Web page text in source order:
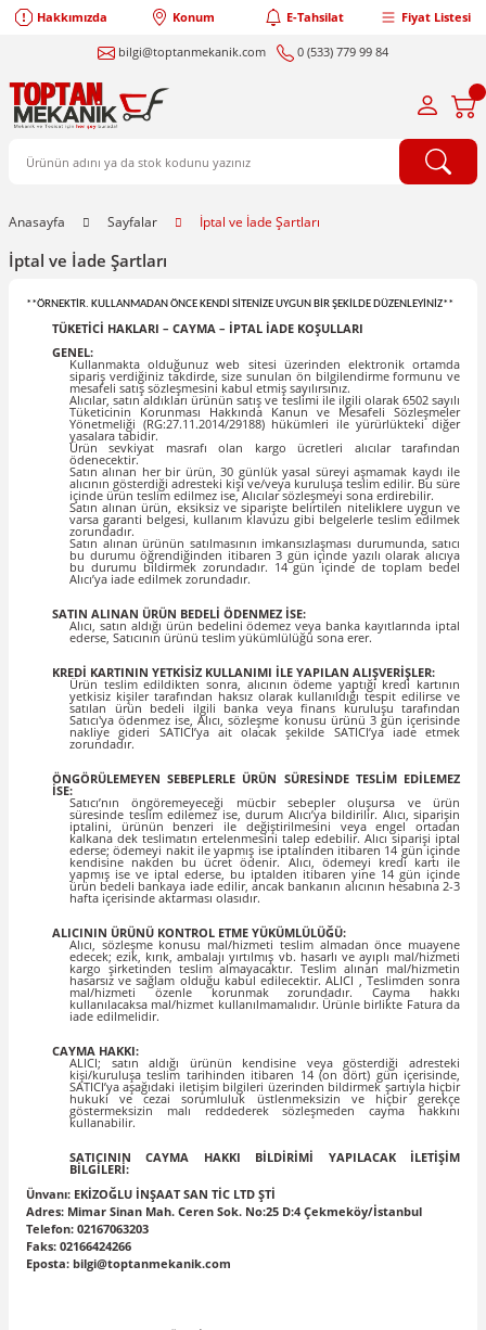
Hakkımızda Konum E-Tahsilat Fiyat Listesi
bilgi@toptanmekanik.com 0 (533) 779 99 84
Anasayfa Sayfalar İptal ve İade Şartları
İptal ve İade Şartları
**ÖRNEKTİR. KULLANMADAN ÖNCE KENDİ SİTENİZE UYGUN BİR ŞEKİLDE DÜZENLEYİNİZ**
TÜKETİCİ HAKLARI – CAYMA – İPTAL İADE KOŞULLARI
GENEL:
Kullanmakta olduğunuz web sitesi üzerinden elektronik ortamda
sipariş verdiğiniz takdirde, size sunulan ön bilgilendirme formunu ve
mesafeli satış sözleşmesini kabul etmiş sayılırsınız.
Alıcılar, satın aldıkları ürünün satış ve teslimi ile ilgili olarak 6502 sayılı
Tüketicinin Korunması Hakkında Kanun ve Mesafeli Sözleşmeler
Yönetmeliği (RG:27.11.2014/29188) hükümleri ile yürürlükteki diğer
yasalara tabidir.
Ürün sevkiyat masrafı olan kargo ücretleri alıcılar tarafından
ödenecektir.
Satın alınan her bir ürün, 30 günlük yasal süreyi aşmamak kaydı ile
alıcının gösterdiği adresteki kişi ve/veya kuruluşa teslim edilir. Bu süre
içinde ürün teslim edilmez ise, Alıcılar sözleşmeyi sona erdirebilir.
Satın alınan ürün, eksiksiz ve siparişte belirtilen niteliklere uygun ve
varsa garanti belgesi, kullanım klavuzu gibi belgelerle teslim edilmek
zorundadır.
Satın alınan ürünün satılmasının imkansızlaşması durumunda, satıcı
bu durumu öğrendiğinden itibaren 3 gün içinde yazılı olarak alıcıya
bu durumu bildirmek zorundadır. 14 gün içinde de toplam bedel
Alıcı’ya iade edilmek zorundadır.
SATIN ALINAN ÜRÜN BEDELİ ÖDENMEZ İSE:
Alıcı, satın aldığı ürün bedelini ödemez veya banka kayıtlarında iptal
ederse, Satıcının ürünü teslim yükümlülüğü sona erer.
KREDİ KARTININ YETKİSİZ KULLANIMI İLE YAPILAN ALIŞVERİŞLER:
Ürün teslim edildikten sonra, alıcının ödeme yaptığı kredi kartının
yetkisiz kişiler tarafından haksız olarak kullanıldığı tespit edilirse ve
satılan ürün bedeli ilgili banka veya finans kuruluşu tarafından
Satıcı'ya ödenmez ise, Alıcı, sözleşme konusu ürünü 3 gün içerisinde
nakliye gideri SATICI’ya ait olacak şekilde SATICI’ya iade etmek
zorundadır.
ÖNGÖRÜLEMEYEN SEBEPLERLE ÜRÜN SÜRESİNDE TESLİM EDİLEMEZ
İSE:
Satıcı’nın öngöremeyeceği mücbir sebepler oluşursa ve ürün
süresinde teslim edilemez ise, durum Alıcı’ya bildirilir. Alıcı, siparişin
iptalini, ürünün benzeri ile değiştirilmesini veya engel ortadan
kalkana dek teslimatın ertelenmesini talep edebilir. Alıcı siparişi iptal
ederse; ödemeyi nakit ile yapmış ise iptalinden itibaren 14 gün içinde
kendisine nakden bu ücret ödenir. Alıcı, ödemeyi kredi kartı ile
yapmış ise ve iptal ederse, bu iptalden itibaren yine 14 gün içinde
ürün bedeli bankaya iade edilir, ancak bankanın alıcının hesabına 2-3
hafta içerisinde aktarması olasıdır.
ALICININ ÜRÜNÜ KONTROL ETME YÜKÜMLÜLÜĞÜ:
Alıcı, sözleşme konusu mal/hizmeti teslim almadan önce muayene
edecek; ezik, kırık, ambalajı yırtılmış vb. hasarlı ve ayıplı mal/hizmeti
kargo şirketinden teslim almayacaktır. Teslim alınan mal/hizmetin
hasarsız ve sağlam olduğu kabul edilecektir. ALICI , Teslimden sonra
mal/hizmeti özenle korunmak zorundadır. Cayma hakkı
kullanılacaksa mal/hizmet kullanılmamalıdır. Ürünle birlikte Fatura da
iade edilmelidir.
CAYMA HAKKI:
ALICI; satın aldığı ürünün kendisine veya gösterdiği adresteki
kişi/kuruluşa teslim tarihinden itibaren 14 (on dört) gün içerisinde,
SATICI’ya aşağıdaki iletişim bilgileri üzerinden bildirmek şartıyla hiçbir
hukuki ve cezai sorumluluk üstlenmeksizin ve hiçbir gerekçe
göstermeksizin malı reddederek sözleşmeden cayma hakkını
kullanabilir.
SATICININ CAYMA HAKKI BİLDİRİMİ YAPILACAK İLETİŞİM
BİLGİLERİ:
Ünvanı: EKİZOĞLU İNŞAAT SAN TİC LTD ŞTİ
Adres: Mimar Sinan Mah. Ceren Sok. No:25 D:4 Çekmeköy/İstanbul
Telefon: 02167063203
Faks: 02166424266
Eposta: bilgi@toptanmekanik.com